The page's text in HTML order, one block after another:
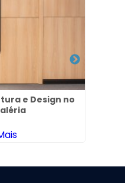
e Design no